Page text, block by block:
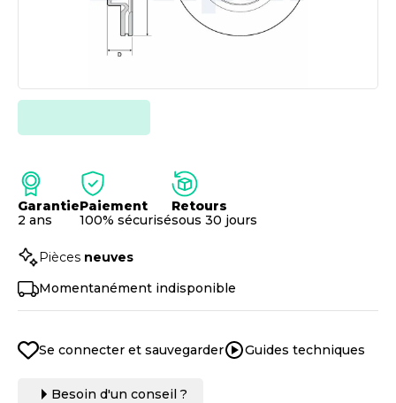
Garantie
2 ans
Paiement
100% sécurisé
Retours
sous 30 jours
Pièces neuves
Momentanément indisponible
Se connecter et sauvegarder Guides techniques
Besoin d'un conseil ?